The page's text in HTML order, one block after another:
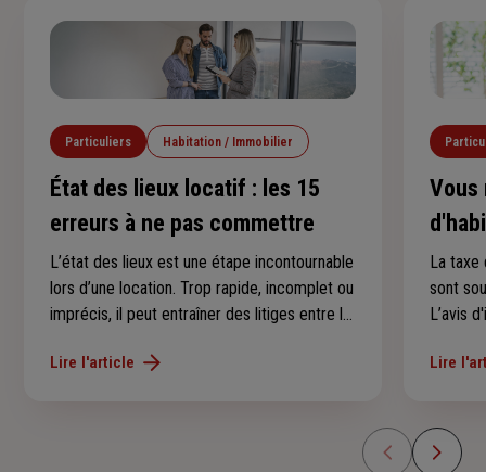
Particuliers Habitation / Immobilier
État des lieux locatif : les 15
erreurs à ne pas commettre
L’état des lieux est une étape incontournable
lors d’une location. Trop rapide, incomplet ou
imprécis, il peut entraîner des litiges entre le
moment de récupérer le dépôt de garantie.
Lire l'article
Vous
La
sont
L’avis
l’avez
Lire